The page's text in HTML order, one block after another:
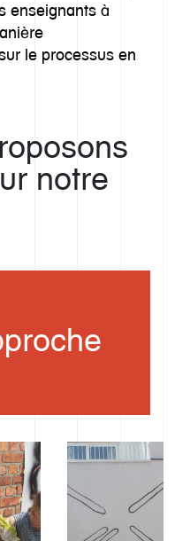
enseignants à
le processus en
notre